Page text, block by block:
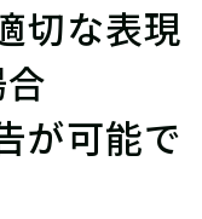
切な表現
が可能で